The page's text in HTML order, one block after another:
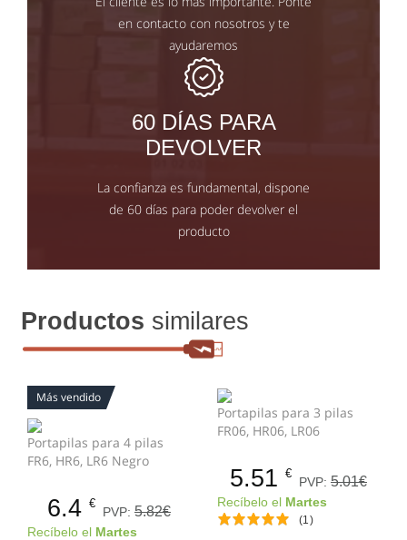
en contacto con nosotros y te
ayudaremos
60 DÍAS PARA
DEVOLVER
La confianza es fundamental, dispone
de 60 días para poder devolver el
producto
Productos similares
Más vendido
Portapilas para 4 pilas
FR6, HR6, LR6 Negro
6.4 €
PVP: 5.82€
Recíbelo el Martes
Portapilas para 3 pilas
FR06, HR06, LR06
5.51 €
PVP: 5.01€
Recíbelo el Martes
(1)